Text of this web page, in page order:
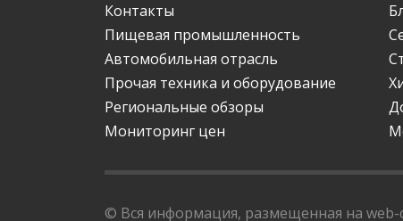
Контакты
Пищевая промышленность
Автомобильная отрасль
Прочая техника и оборудование
Региональные обзоры
Мониторинг цен
© Вся информация, размещенная на